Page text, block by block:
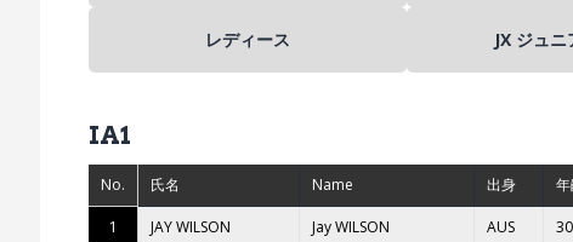
レディース JX ジュ
IA1
No. 氏名 Name 出身
1 JAY WILSON Jay WILSON AUS 30